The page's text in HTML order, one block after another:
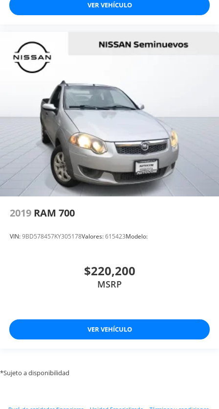
VER VEHÍCULO
2019 RAM 700
VIN:9BD578457KY305178Valores:615423Modelo:
$220,200
MSRP
VER VEHÍCULO
*Sujeto a disponibilidad